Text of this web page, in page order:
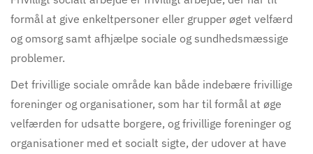
formål at give enkeltpersoner eller grupper øget velfærd
og omsorg samt afhjælpe sociale og sundhedsmæssige
problemer.
Det frivillige sociale område kan både indebære frivillige
foreninger og organisationer, som har til formål at øge
velfærden for udsatte borgere, og frivillige foreninger og
organisationer med et socialt sigte, der udover at have